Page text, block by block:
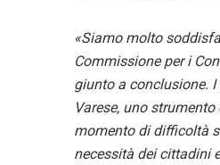
«Siamo molto
Commissione per i
giunto a conclusione.
Varese, uno
momento di difficoltà
necessità dei cittadini